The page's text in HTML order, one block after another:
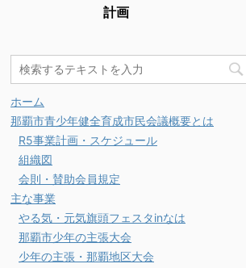
計画
ホーム
那覇市青少年健全育成市民会議概要とは
R5事業計画・スケジュール
組織図
会則・賛助会員規定
主な事業
やる気・元気旗頭フェスタinなは
那覇市少年の主張大会
少年の主張・那覇地区大会